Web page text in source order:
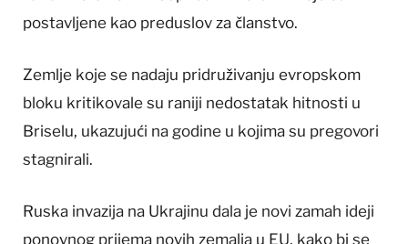
postavljene kao preduslov za članstvo.
Zemlje koje se nadaju pridruživanju evropskom
bloku kritikovale su raniji nedostatak hitnosti u
Briselu, ukazujući na godine u kojima su pregovori
stagnirali.
Ruska invazija na Ukrajinu dala je novi zamah ideji
ponovnog prijema novih zemalja u EU, kako bi se